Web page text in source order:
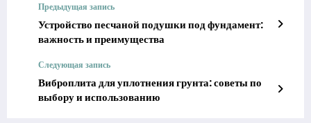
Предыдущая запись
Устройство песчаной подушки под фундамент:
важность и преимущества
Следующая запись
Виброплита для уплотнения грунта: советы по
выбору и использованию